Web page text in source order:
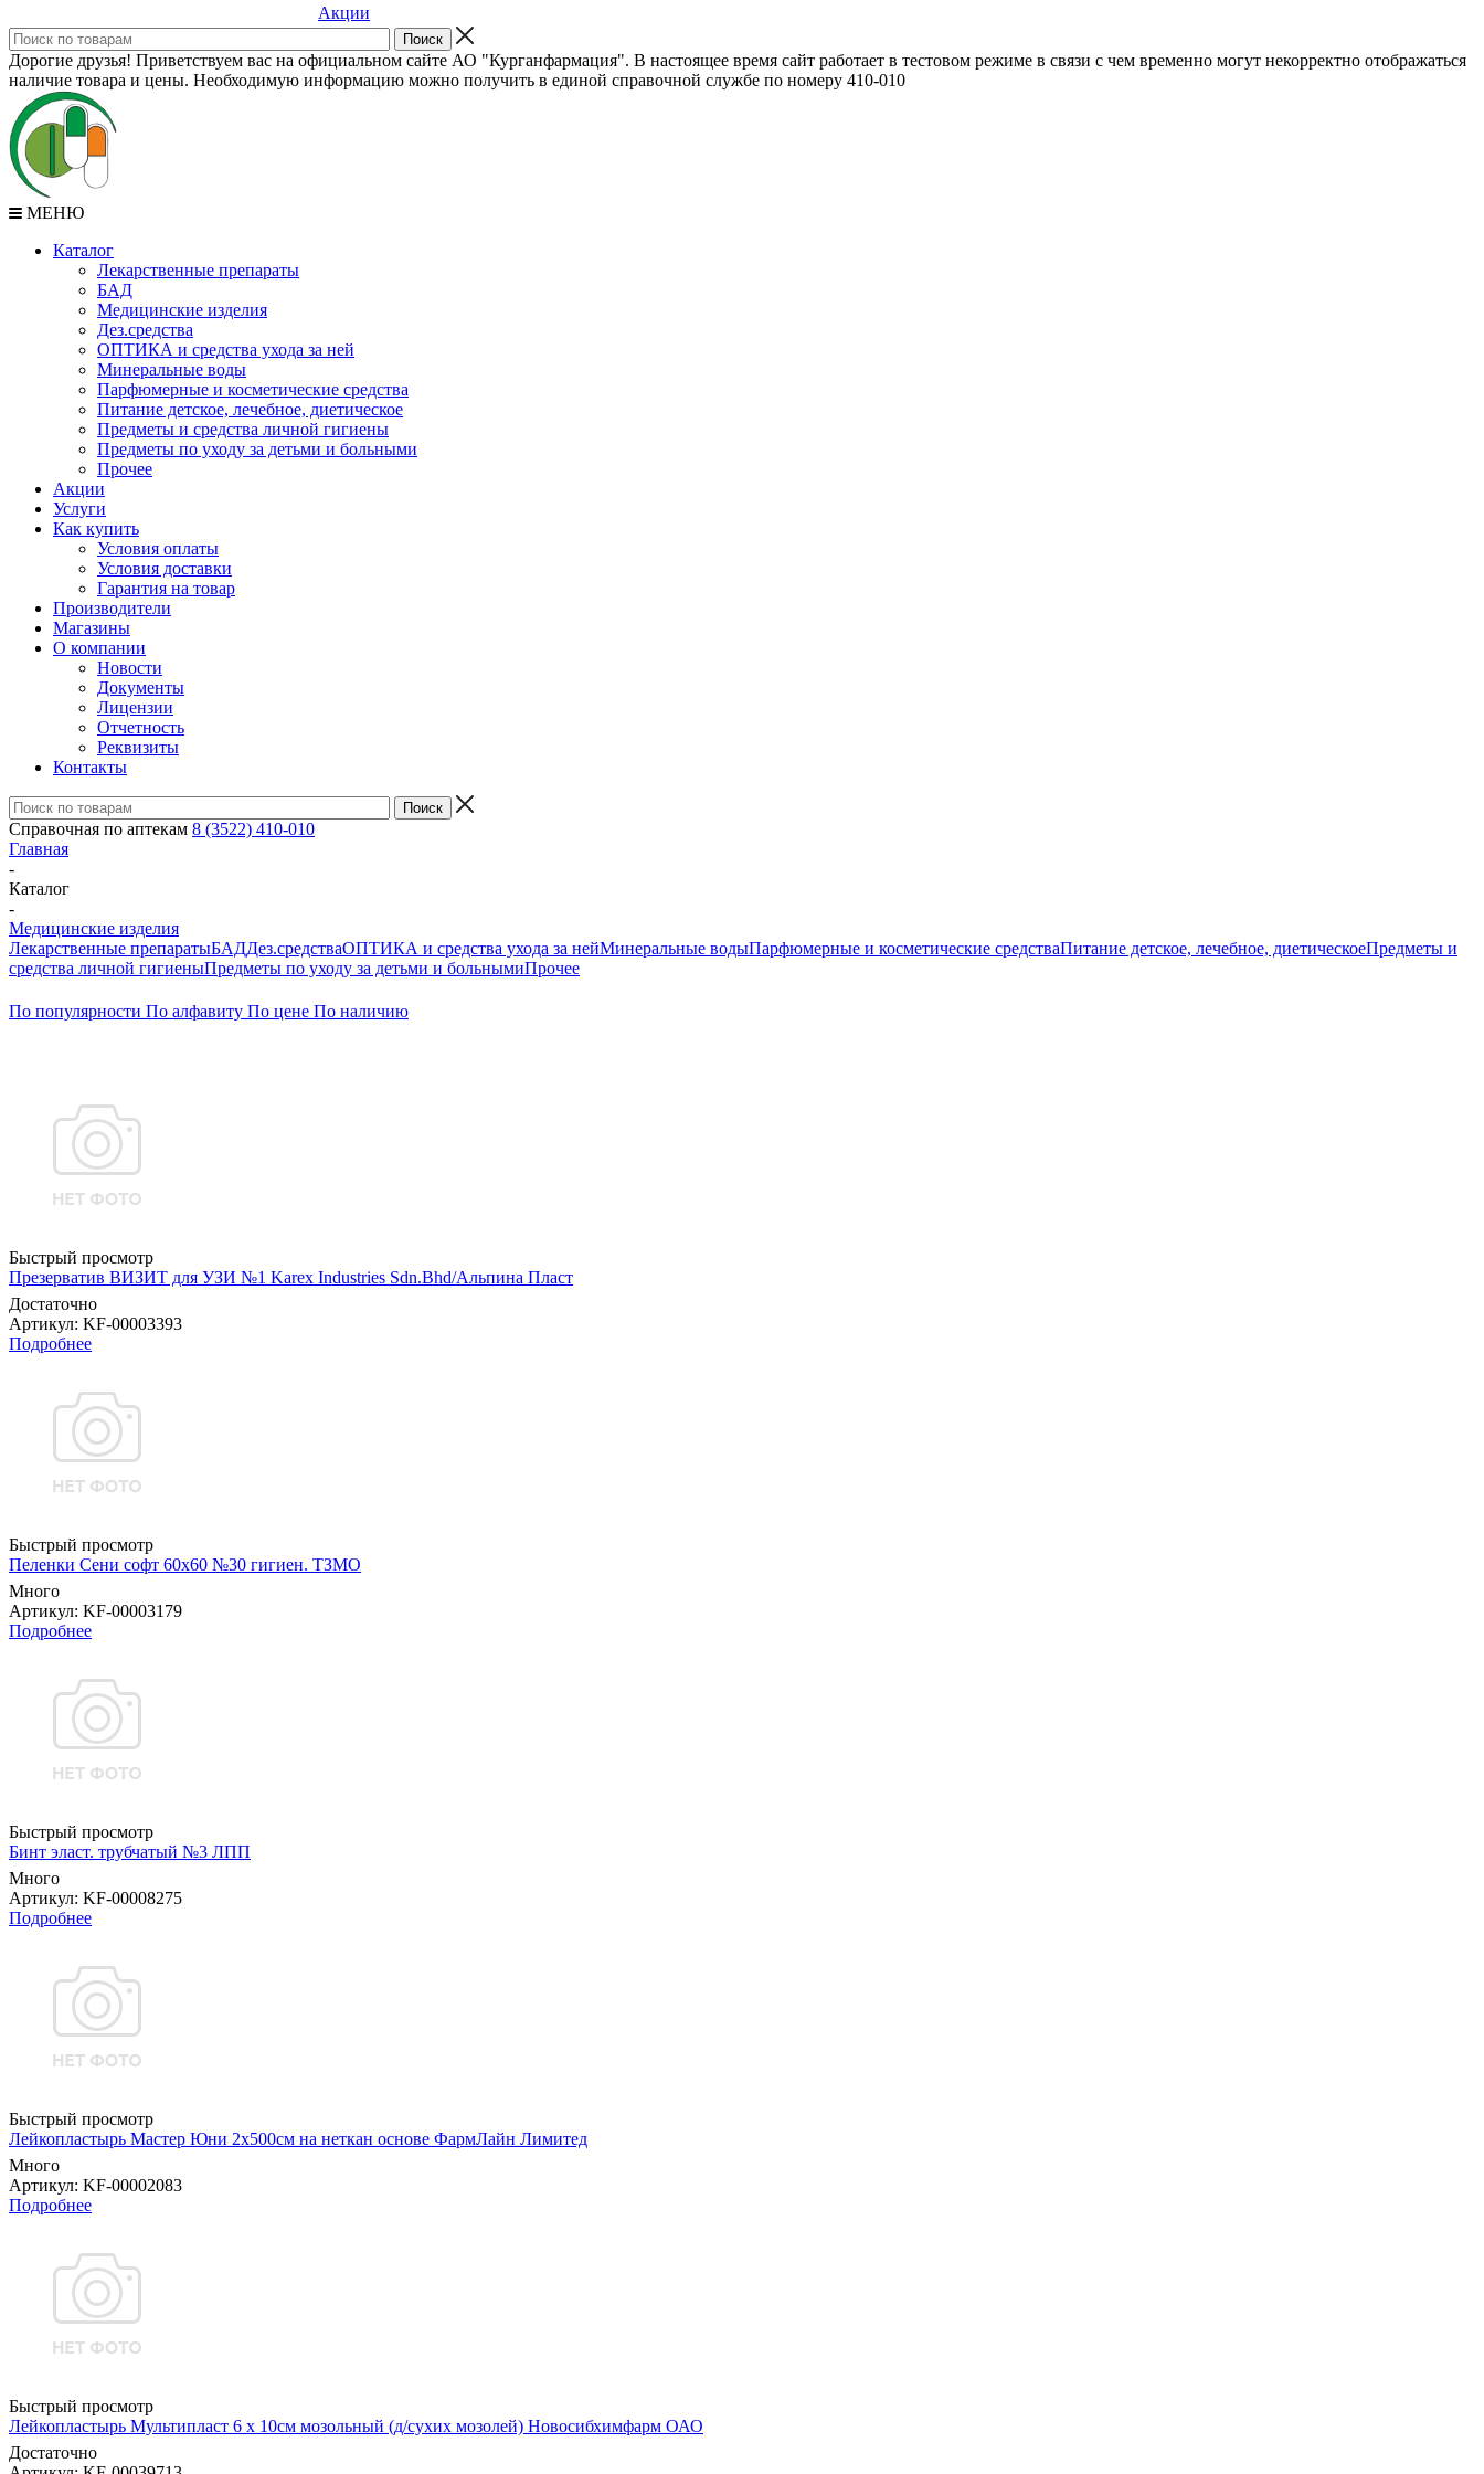
Акции
Дорогие друзья! Приветствуем вас на официальном сайте АО "Курганфармация". В настоящее время сайт работает в тестовом режиме в связи с чем временно могут некорректно отображаться
наличие товара и цены. Необходимую информацию можно получить в единой справочной службе по номеру 410-010
МЕНЮ
Каталог
Лекарственные препараты
БАД
Медицинские изделия
Дез.средства
ОПТИКА и средства ухода за ней
Минеральные воды
Парфюмерные и косметические средства
Питание детское, лечебное, диетическое
Предметы и средства личной гигиены
Предметы по уходу за детьми и больными
Прочее
Акции
Услуги
Как купить
Условия оплаты
Условия доставки
Гарантия на товар
Производители
Магазины
О компании
Новости
Документы
Лицензии
Отчетность
Реквизиты
Контакты
Справочная по аптекам 8 (3522) 410-010
Главная
-
Каталог
-
Медицинские изделия
Лекарственные препаратыБАДДез.средстваОПТИКА и средства ухода за нейМинеральные водыПарфюмерные и косметические средстваПитание детское, лечебное, диетическоеПредметы и
средства личной гигиеныПредметы по уходу за детьми и больнымиПрочее
По популярности По алфавиту По цене По наличию
Быстрый просмотр
Презерватив ВИЗИТ для УЗИ №1 Karex Industries Sdn.Bhd/Альпина Пласт
Достаточно
Артикул: KF-00003393
Подробнее
Быстрый просмотр
Пеленки Сени софт 60х60 №30 гигиен. ТЗМО
Много
Артикул: KF-00003179
Подробнее
Быстрый просмотр
Бинт эласт. трубчатый №3 ЛПП
Много
Артикул: KF-00008275
Подробнее
Быстрый просмотр
Лейкопластырь Мастер Юни 2х500см на неткан основе ФармЛайн Лимитед
Много
Артикул: KF-00002083
Подробнее
Быстрый просмотр
Лейкопластырь Мультипласт 6 х 10см мозольный (д/сухих мозолей) Новосибхимфарм ОАО
Достаточно